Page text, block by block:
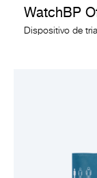
WatchBP
Dispositivo de